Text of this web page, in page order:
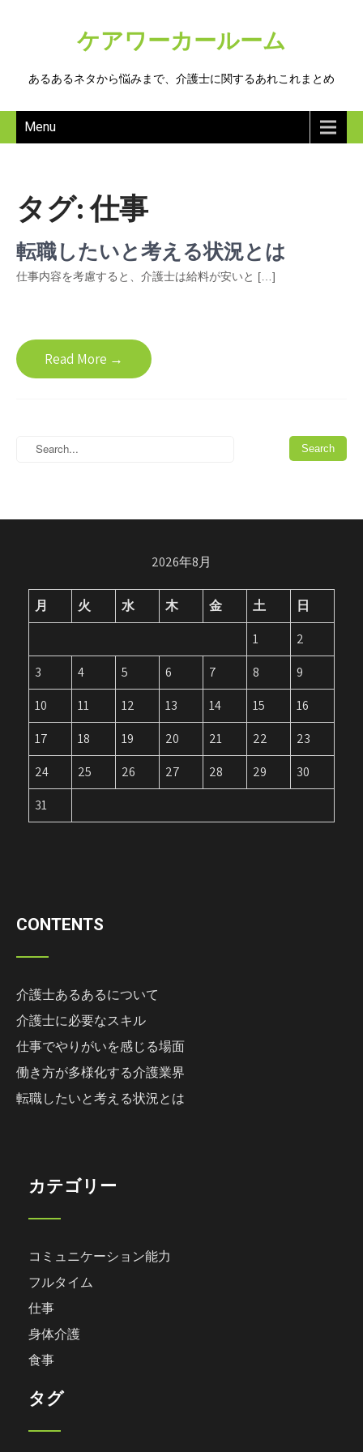
ケアワーカールーム
あるあるネタから悩みまで、介護士に関するあれこれまとめ
Menu
タグ:仕事
転職したいと考える状況とは
仕事内容を考慮すると、介護士は給料が安いと […]
Read More →
2026年8月
月 火 水 木 金 土
日
1
2
3
4 5 6 7 8
9
10
11 12 13 14 15
16
17
18 19 20 21 22
23
24
25 26 27 28 29
30
31
CONTENTS
介護士あるあるについて
介護士に必要なスキル
仕事でやりがいを感じる場面
働き方が多様化する介護業界
転職したいと考える状況とは
カテゴリー
コミュニケーション能力
フルタイム
仕事
身体介護
食事
タグ